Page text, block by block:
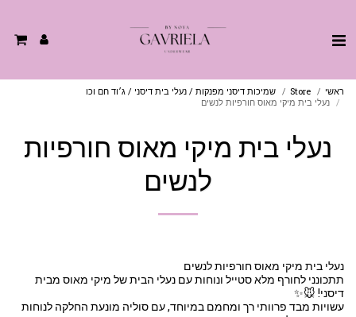
ראשי Store
שמיכות דיסני מפנקות / נעלי בית דיסני / ג׳וד חם וכו
נעלי בית מיקי מאוס חורפיות לנשים
נעלי בית מיקי מאוס חורפיות
לנשים
תתכונני לחורף מלא סטייל ונוחות עם נעלי הבית של מיקי מאוס מבית
עשויות מבד פרוותי רך ומחמם במיוחד, עם סוליה מונעת החלקה לנוחות